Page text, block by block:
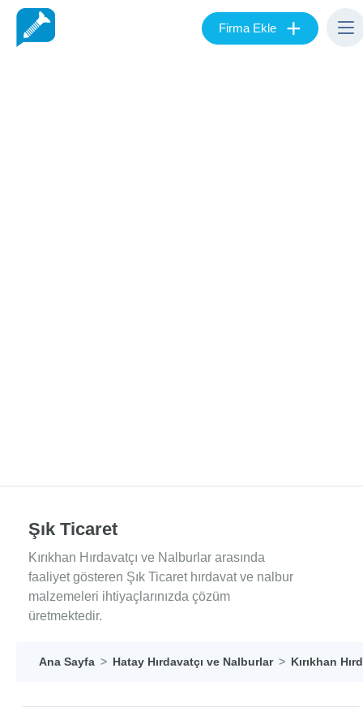
Firma Ekle +
Şık Ticaret
Kırıkhan Hırdavatçı ve Nalburlar arasında
faaliyet gösteren Şık Ticaret hırdavat ve nalbur
malzemeleri ihtiyaçlarınızda çözüm
üretmektedir.
Ana Sayfa Hatay Hırdavatçı ve Nalburlar Kırıkhan